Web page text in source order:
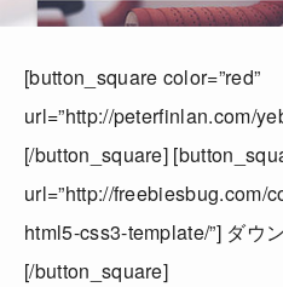
[button_square color=”red”
url=”http://peterfinlan.com/
[/button_square]
url=”http://freebiesbug.com/
html5-css3-template/”] ダウ
[/button_square]